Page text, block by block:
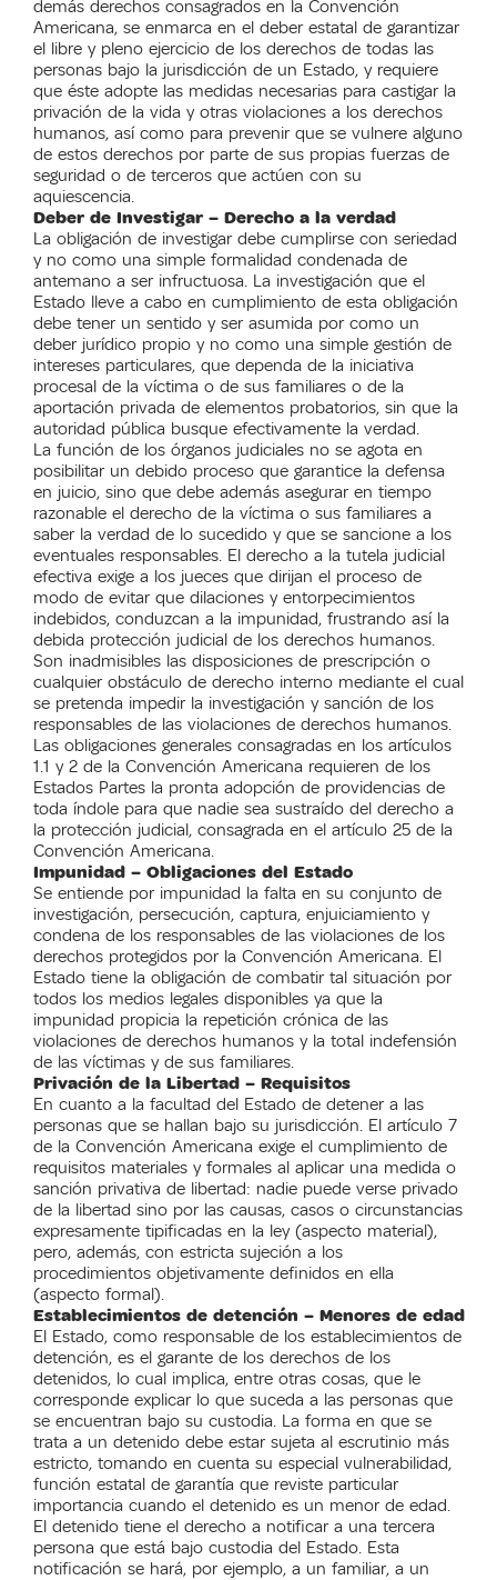
demás derechos consagrados en la Convención
Americana, se enmarca en el deber estatal de garantizar
el libre y pleno ejercicio de los derechos de todas las
personas bajo la jurisdicción de un Estado, y requiere
que éste adopte las medidas necesarias para castigar la
privación de la vida y otras violaciones a los derechos
humanos, así como para prevenir que se vulnere alguno
de estos derechos por parte de sus propias fuerzas de
seguridad o de terceros que actúen con su
aquiescencia.
Deber de Investigar – Derecho a la verdad
La obligación de investigar debe cumplirse con seriedad
y no como una simple formalidad condenada de
antemano a ser infructuosa. La investigación que el
Estado lleve a cabo en cumplimiento de esta obligación
debe tener un sentido y ser asumida por como un
deber jurídico propio y no como una simple gestión de
intereses particulares, que dependa de la iniciativa
procesal de la víctima o de sus familiares o de la
aportación privada de elementos probatorios, sin que la
autoridad pública busque efectivamente la verdad.
La función de los órganos judiciales no se agota en
posibilitar un debido proceso que garantice la defensa
en juicio, sino que debe además asegurar en tiempo
razonable el derecho de la víctima o sus familiares a
saber la verdad de lo sucedido y que se sancione a los
eventuales responsables. El derecho a la tutela judicial
efectiva exige a los jueces que dirijan el proceso de
modo de evitar que dilaciones y entorpecimientos
indebidos, conduzcan a la impunidad, frustrando así la
debida protección judicial de los derechos humanos.
Son inadmisibles las disposiciones de prescripción o
cualquier obstáculo de derecho interno mediante el cual
se pretenda impedir la investigación y sanción de los
responsables de las violaciones de derechos humanos.
Las obligaciones generales consagradas en los artículos
1.1 y 2 de la Convención Americana requieren de los
Estados Partes la pronta adopción de providencias de
toda índole para que nadie sea sustraído del derecho a
la protección judicial, consagrada en el artículo 25 de la
Convención Americana.
Impunidad – Obligaciones del Estado
Se entiende por impunidad la falta en su conjunto de
investigación, persecución, captura, enjuiciamiento y
condena de los responsables de las violaciones de los
derechos protegidos por la Convención Americana. El
Estado tiene la obligación de combatir tal situación por
todos los medios legales disponibles ya que la
impunidad propicia la repetición crónica de las
violaciones de derechos humanos y la total indefensión
de las víctimas y de sus familiares.
Privación de la Libertad – Requisitos
En cuanto a la facultad del Estado de detener a las
personas que se hallan bajo su jurisdicción. El artículo 7
de la Convención Americana exige el cumplimiento de
requisitos materiales y formales al aplicar una medida o
sanción privativa de libertad: nadie puede verse privado
de la libertad sino por las causas, casos o circunstancias
expresamente tipificadas en la ley (aspecto material),
pero, además, con estricta sujeción a los
procedimientos objetivamente definidos en ella
(aspecto formal).
Establecimientos de detención – Menores de edad
El Estado, como responsable de los establecimientos de
detención, es el garante de los derechos de los
detenidos, lo cual implica, entre otras cosas, que le
corresponde explicar lo que suceda a las personas que
se encuentran bajo su custodia. La forma en que se
trata a un detenido debe estar sujeta al escrutinio más
estricto, tomando en cuenta su especial vulnerabilidad,
función estatal de garantía que reviste particular
importancia cuando el detenido es un menor de edad.
El detenido tiene el derecho a notificar a una tercera
persona que está bajo custodia del Estado. Esta
notificación se hará, por ejemplo, a un familiar, a un